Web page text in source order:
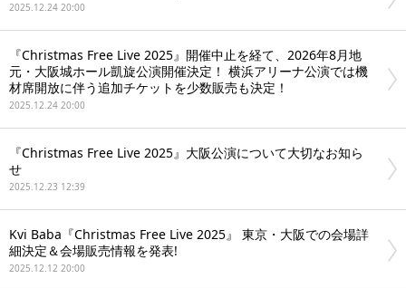
2025.12.24 20:00
『Christmas Free Live 2025』開催中止を経て、2026年8月地
元・大阪城ホール凱旋公演開催決定！ 横浜アリーナ公演では機
材席開放に伴う追加チケットを少数販売も決定！
2025.12.24 20:00
『Christmas Free Live 2025』大阪公演について大切なお知ら
せ
2025.12.23 12:39
Kvi Baba『Christmas Free Live 2025』 東京・大阪での会場詳
細決定＆会場販売情報を発表!
2025.12.12 20:00